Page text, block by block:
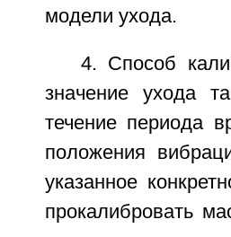
модели ухода.
4. Способ
значение ухода
течение периода
положения
указанное
прокалибровать